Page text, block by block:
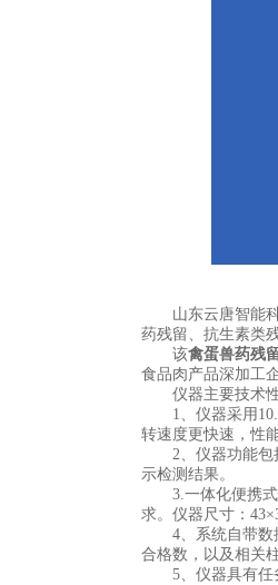
山东云唐智能科
药残留、抗生素类
该禽蛋兽药残
食品肉产品深加工
仪器主要技术
1、仪器采用10.1
转速度更快速，性
2、仪器功能包括
示检测结果。
3.一体化便携式
求。仪器尺寸：
4、系统自带数据
合格数，以及相关
5、仪器具有任务